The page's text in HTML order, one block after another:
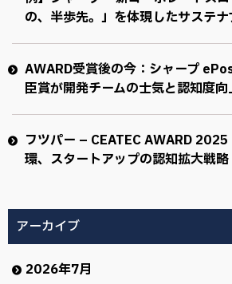
の、半歩先。」を体現したサステナ
AWARD受賞後の今：シャープ
臣賞が開発チームの士気と認知度
フツパー – CEATEC AWARD
環、スタートアップの認知拡大戦略
アーカイブ
2026年7月